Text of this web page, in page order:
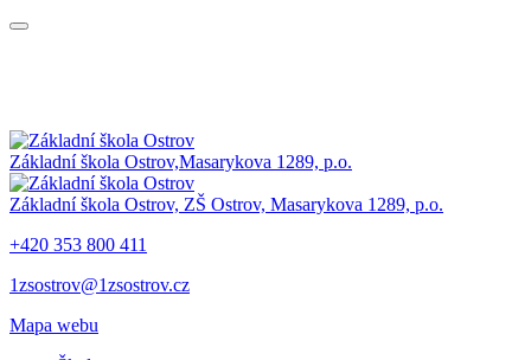
Základní škola Ostrov,Masarykova 1289, p.o.
Základní škola Ostrov, ZŠ Ostrov, Masarykova 1289, p.o.
+420 353 800 411
1zsostrov@1zsostrov.cz
Mapa webu